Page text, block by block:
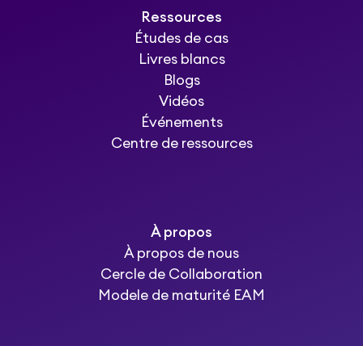
Ressources
Études de cas
Livres blancs
Blogs
Vidéos
Événements
Centre de ressources
À propos
À propos de nous
Cercle de Collaboration
Modele de maturité EAM